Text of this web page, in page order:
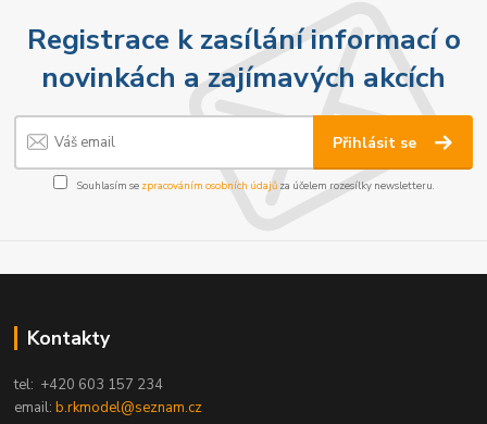
Registrace k zasílání informací o
novinkách a zajímavých akcích
Přihlásit se
Souhlasím se zpracováním osobních údajůza účelem rozesílky newsletteru.
Kontakty
tel: +420 603 157 234
email:b.rkmodel@seznam.cz